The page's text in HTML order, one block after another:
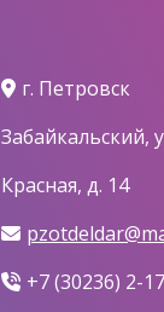
г. Петровск
Забайкальский,
Красная, д. 14
+7 (30236) 2-